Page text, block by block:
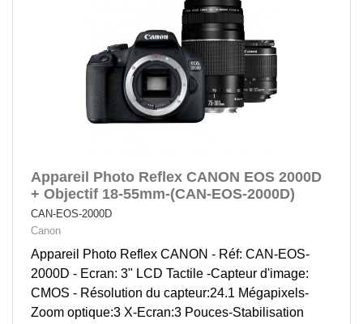
Appareil Photo Reflex CANON EOS 2000D
+ Objectif 18-55mm-(CAN-EOS-2000D)
CAN-EOS-2000D
Canon
Appareil Photo Reflex CANON - Réf: CAN-EOS-
2000D - Ecran: 3" LCD Tactile -Capteur d'image:
CMOS - Résolution du capteur:24.1 Mégapixels-
Zoom optique:3 X-Ecran:3 Pouces-Stabilisation